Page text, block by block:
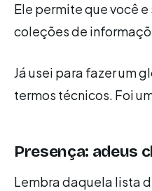
Ele permite que você
coleções de
Já usei para fazer um
termos técnicos. Foi
Presença: adeus
Lembra daquela lista